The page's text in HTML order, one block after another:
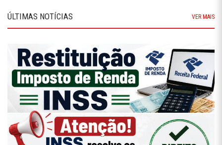
ÚLTIMAS NOTÍCIAS VER MAIS